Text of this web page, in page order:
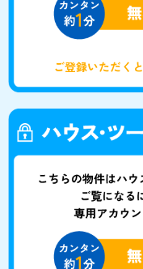
ご登録いただくと